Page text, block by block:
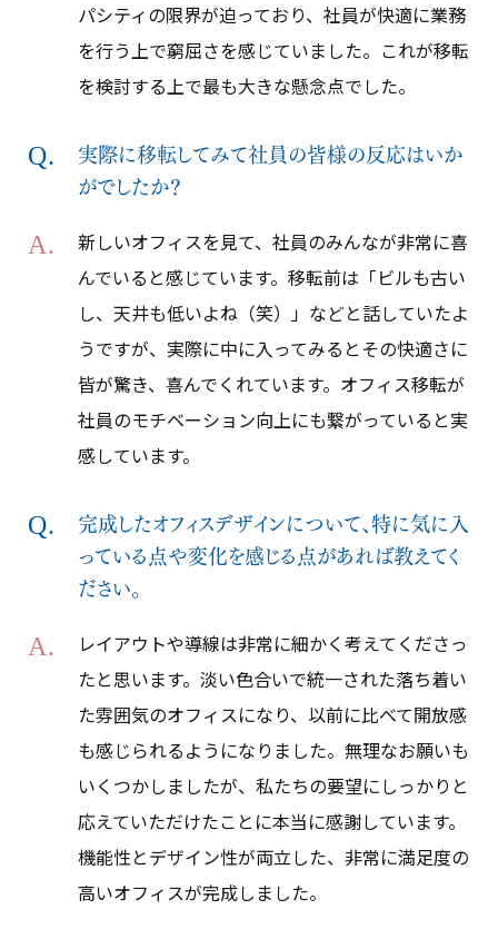
パシティの限界が迫っており、社員が快適に業務
を行う上で窮屈さを感じていました。これが移転
を検討する上で最も大きな懸念点でした。
実際に移転してみて社員の皆様の反応はいか
がでしたか？
新しいオフィスを見て、社員のみんなが非常に喜
んでいると感じています。移転前は「ビルも古い
し、天井も低いよね（笑）」などと話していたよ
うですが、実際に中に入ってみるとその快適さに
皆が驚き、喜んでくれています。オフィス移転が
社員のモチベーション向上にも繋がっていると実
感しています。
完成したオフィスデザインについて、特に気に入
っている点や変化を感じる点があれば教えてく
ださい。
レイアウトや導線は非常に細かく考えてくださっ
たと思います。淡い色合いで統一された落ち着い
た雰囲気のオフィスになり、以前に比べて開放感
も感じられるようになりました。無理なお願いも
いくつかしましたが、私たちの要望にしっかりと
応えていただけたことに本当に感謝しています。
機能性とデザイン性が両立した、非常に満足度の
高いオフィスが完成しました。